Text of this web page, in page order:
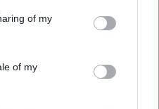
behaviour. You may click to
and its third-party tags to
purposes in below Google
of my
of my